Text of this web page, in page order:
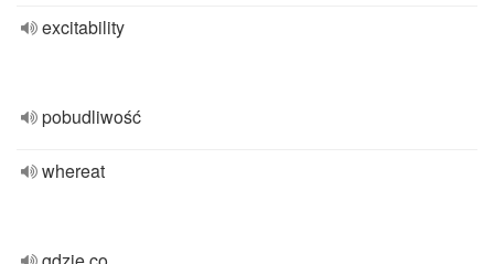
excitability
pobudliwość
whereat